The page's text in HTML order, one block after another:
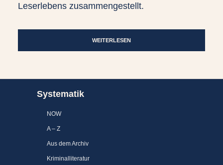
Leserlebens zusammengestellt.
WEITERLESEN
Systematik
NOW
A – Z
Aus dem Archiv
Kriminalliteratur